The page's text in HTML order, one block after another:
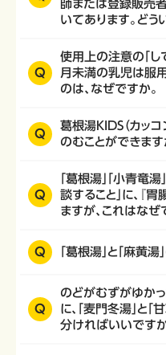
師または登録販売
いてあります。どう
Q
使用上の注意の「し
月未満の乳児は服
のは、なぜですか。
Q
葛根湯KIDS（カッコ
のむことができます
Q
「葛根湯」「小青竜
談すること」に、『
ますが、これはなぜ
Q 「葛根湯」と「麻黄
Q
のどがむずがゆか
に、「麦門冬湯」と「
分ければいいですか